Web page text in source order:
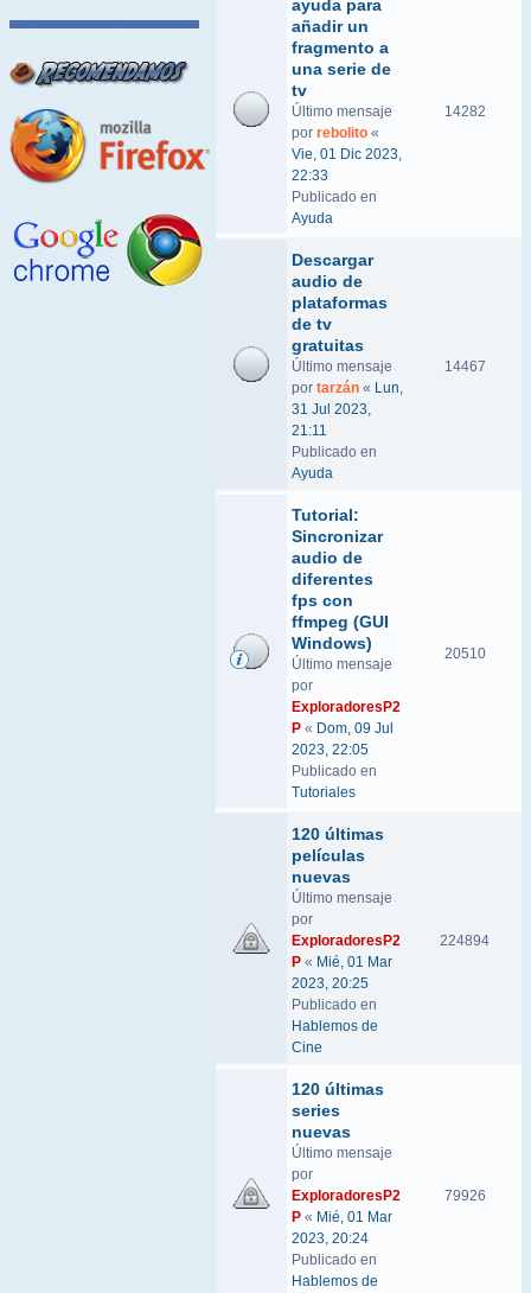
ayuda para
añadir un
fragmento a
una serie de
tv
Último mensaje
por rebolito «
Vie, 01 Dic 2023,
22:33
Publicado en
Ayuda
14282
Descargar
audio de
plataformas
de tv
gratuitas
Último mensaje
por tarzán « Lun,
31 Jul 2023,
21:11
Publicado en
Ayuda
14467
Tutorial:
Sincronizar
audio de
diferentes
fps con
ffmpeg (GUI
Windows)
Último mensaje
por
ExploradoresP2
P « Dom, 09 Jul
2023, 22:05
Publicado en
Tutoriales
20510
120 últimas
películas
nuevas
Último mensaje
por
ExploradoresP2
P « Mié, 01 Mar
2023, 20:25
Publicado en
Hablemos de
Cine
224894
120 últimas
series
nuevas
Último mensaje
por
ExploradoresP2
P « Mié, 01 Mar
2023, 20:24
Publicado en
Hablemos de
79926